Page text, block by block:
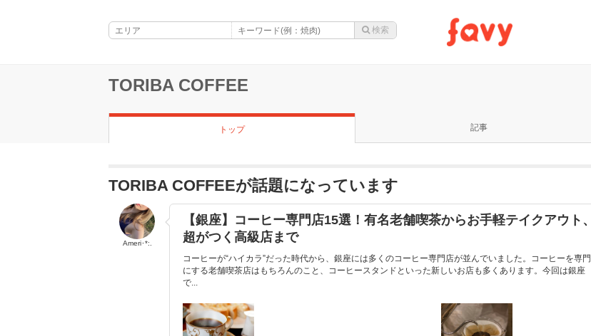
TORIBA COFFEE
トップ 記事
TORIBA COFFEEが話題になっています
Ameri･*:.
【銀座】コーヒー専門店15選！有名老舗喫茶からお手軽テイクアウト、
超がつく高級店まで
コーヒーが“ハイカラ”だった時代から、銀座には多くのコーヒー専門店が並んでいました。コーヒーを専門
にする老舗喫茶店はもちろんのこと、コーヒースタンドといった新しいお店も多くあります。今回は銀座
で...